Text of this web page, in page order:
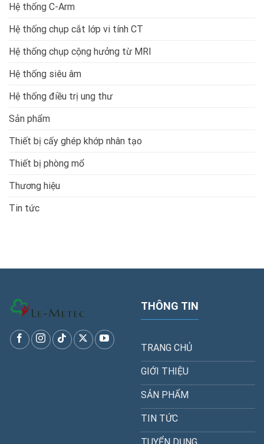
Hệ thống C-Arm
Hệ thống chụp cắt lớp vi tính CT
Hệ thống chụp cộng hưởng từ MRI
Hệ thống siêu âm
Hệ thống điều trị ung thư
Sản phẩm
Thiết bị cấy ghép khớp nhân tạo
Thiết bị phòng mổ
Thương hiệu
Tin tức
THÔNG TIN
TRANG CHỦ
GIỚI THIỆU
SẢN PHẨM
TIN TỨC